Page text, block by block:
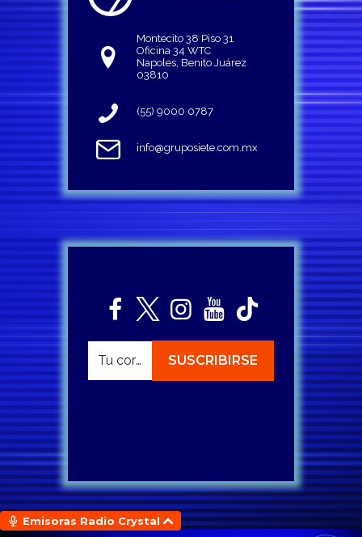
Montecito 38 Piso 31
Oficina 34 WTC
Napoles, Benito Juárez
03810
(55) 9000 0787
info@gruposiete.com.mx
Emisoras Radio Crystal